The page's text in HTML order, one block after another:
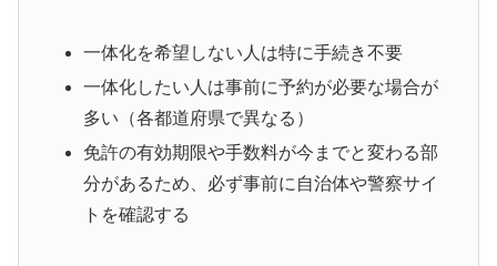
一体化を希望しない人は特に手続き不要
一体化したい人は事前に予約が必要な場合が
多い（各都道府県で異なる）
免許の有効期限や手数料が今までと変わる部
分があるため、必ず事前に自治体や警察サイ
トを確認する